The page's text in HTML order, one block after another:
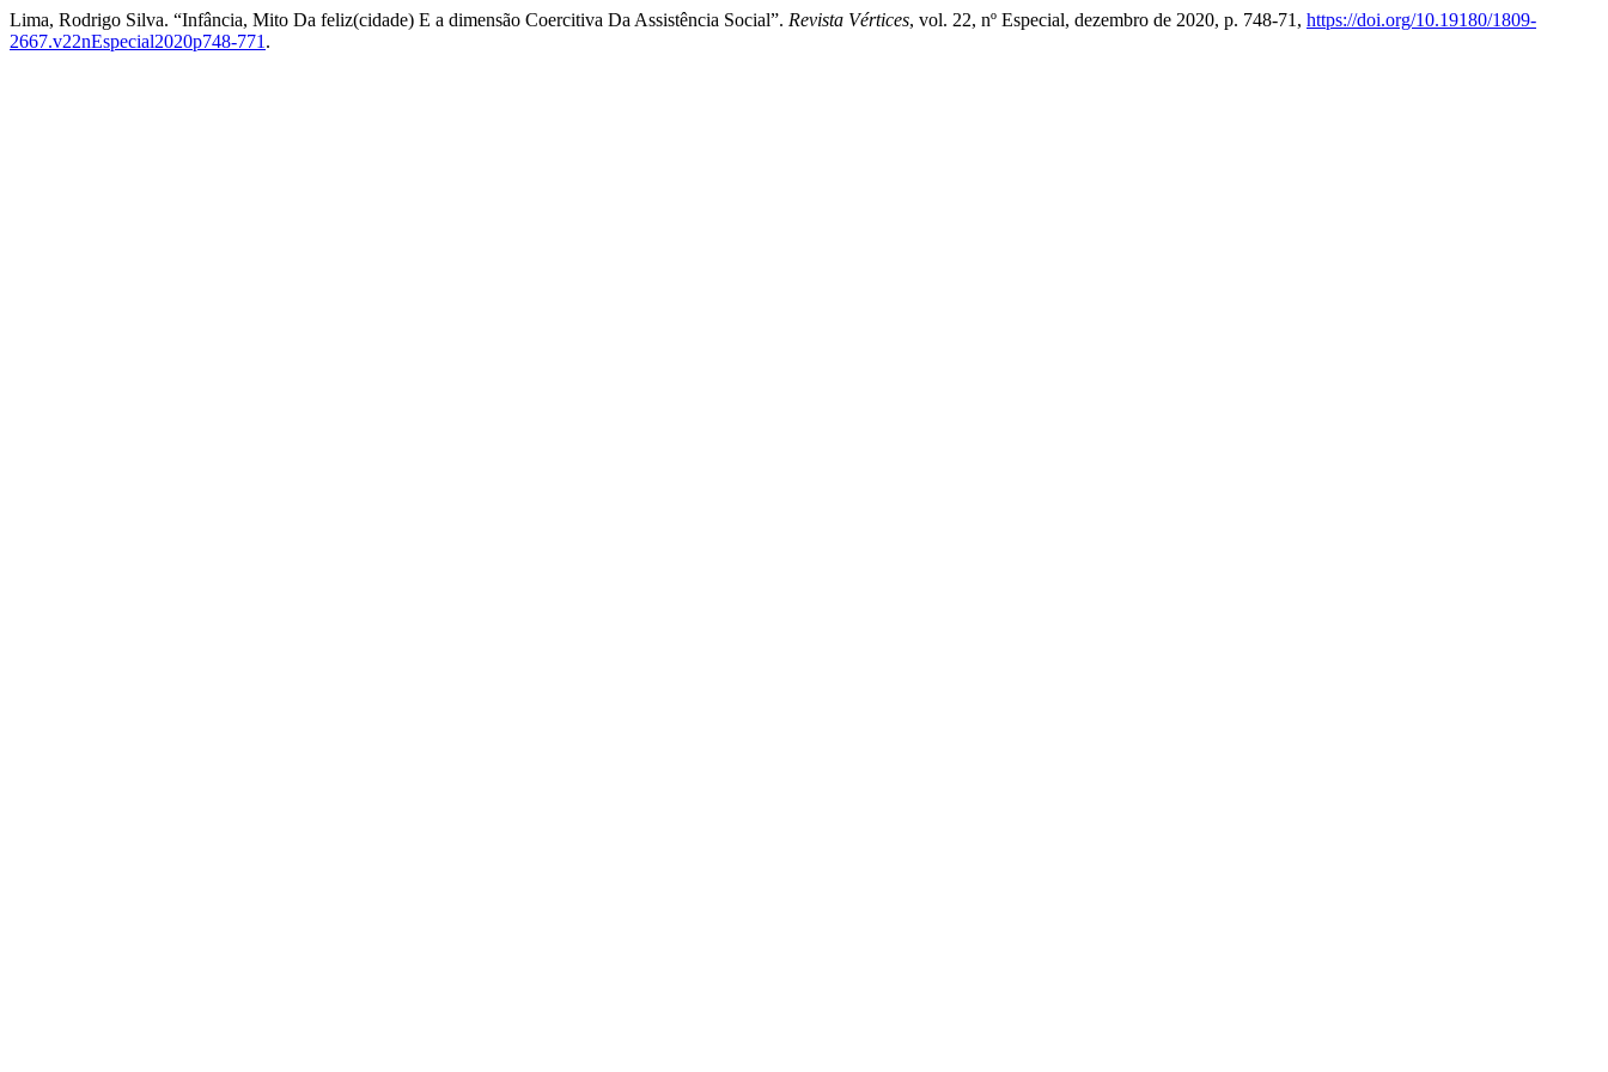
Lima, Rodrigo Silva. “Infância, Mito Da feliz(cidade) E a dimensão Coercitiva Da Assistência Social”. Revista Vértices, vol. 22, nº Especial, dezembro de 2020, p. 748-71, https://doi.org/10.19180/1809-
2667.v22nEspecial2020p748-771 .